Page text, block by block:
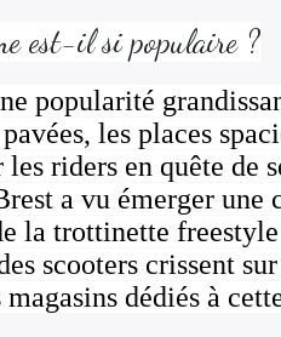
est-il si populaire ?
popularité
les places
riders en quête de
a vu émerger une
la trottinette
scooters crissent
dédiés à